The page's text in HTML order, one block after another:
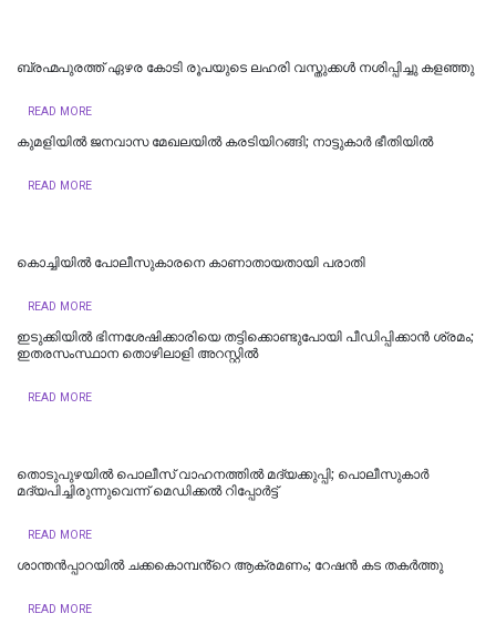
ബ്രഹ്മപുരത്ത് ഏഴര കോടി രൂപയുടെ ലഹരി വസ്തുക്കൾ നശിപ്പിച്ചു കളഞ്ഞു
READ MORE
കുമളിയിൽ ജനവാസ മേഖലയിൽ കരടിയിറങ്ങി; നാട്ടുകാർ ഭീതിയിൽ
READ MORE
കൊച്ചിയില്‍ പോലീസുകാരനെ കാണാതായതായി പരാതി
READ MORE
ഇടുക്കിയിൽ ഭിന്നശേഷിക്കാരിയെ തട്ടിക്കൊണ്ടുപോയി പീഡിപ്പിക്കാൻ ശ്രമം;
ഇതരസംസ്ഥാന തൊഴിലാളി അറസ്റ്റിൽ
READ MORE
തൊടുപുഴയിൽ പൊലീസ് വാഹനത്തില്‍ മദ്യക്കുപ്പി; പൊലീസുകാര്‍
മദ്യപിച്ചിരുന്നുവെന്ന് മെഡിക്കല്‍ റിപ്പോര്‍ട്ട്
READ MORE
ശാന്തൻപ്പാറയിൽ ചക്കകൊമ്പൻ്റെ ആക്രമണം; റേഷൻ കട തകർത്തു
READ MORE